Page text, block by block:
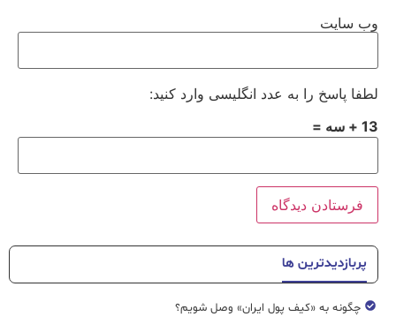
وب‌ سایت
لطفا پاسخ را به عدد انگلیسی وارد کنید:
13 + سه =
پربازدیدترین ها
چگونه به «کیف پول ایران» وصل شویم؟